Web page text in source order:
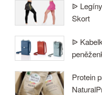
ᐉ
Skort
ᐉ
Protein